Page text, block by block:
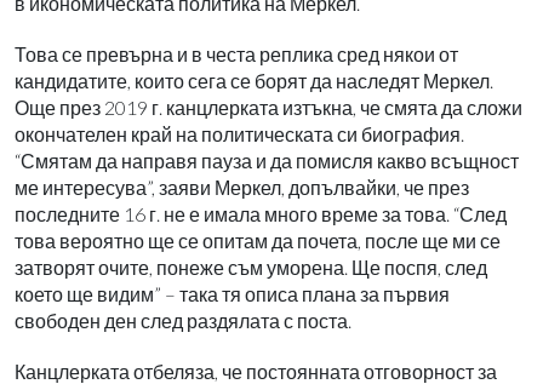
Това се превърна и в честа реплика сред някои от
кандидатите, които сега се борят да наследят Меркел.
Още през 2019 г. канцлерката изтъкна, че смята да сложи
окончателен край на политическата си биография.
“Смятам да направя пауза и да помисля какво всъщност
ме интересува”, заяви Меркел, допълвайки, че през
последните 16 г. не е имала много време за това. “След
това вероятно ще се опитам да почета, после ще ми се
затворят очите, понеже съм уморена. Ще поспя, след
което ще видим” – така тя описа плана за първия
свободен ден след раздялата с поста.
Канцлерката отбеляза, че постоянната отговорност за